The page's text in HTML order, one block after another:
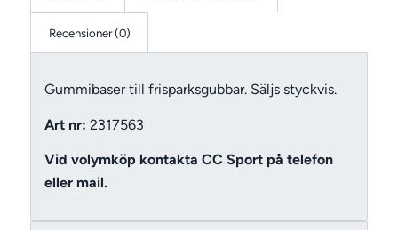
Recensioner (0)
Gummibaser till frisparksgubbar. Säljs styckvis.
Art nr: 2317563
Vid volymköp kontakta CC Sport på telefon
eller mail.